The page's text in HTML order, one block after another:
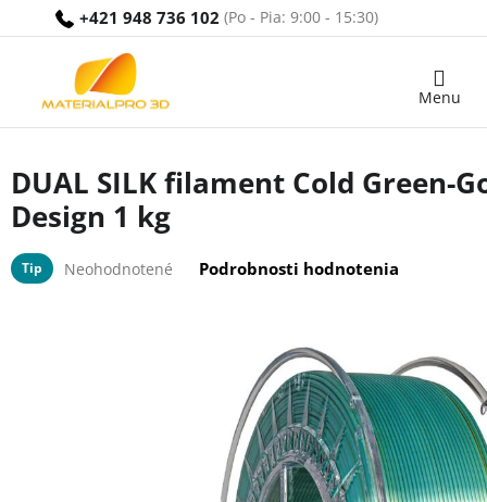
+421 948 736 102
Nákupný
DUAL SILK filament Cold Green-
Design 1 kg
Tip
hodnotenie
Neohodnotené Podrobnosti hodnotenia